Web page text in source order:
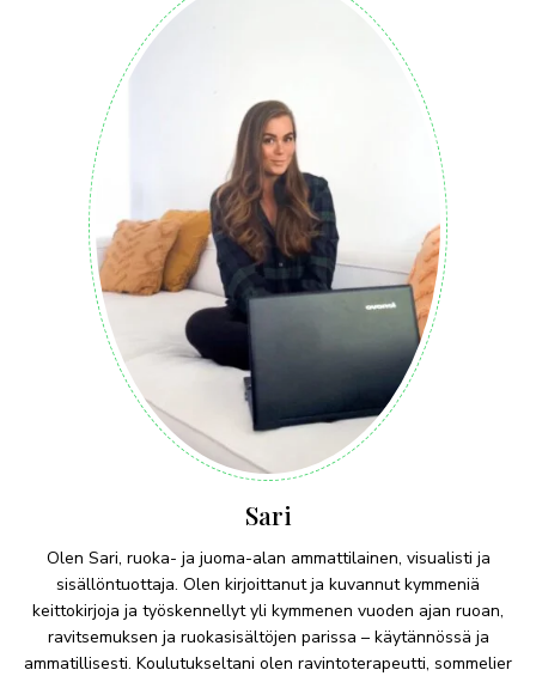
Sari
Olen Sari, ruoka- ja juoma-alan ammattilainen, visualisti ja
sisällöntuottaja. Olen kirjoittanut ja kuvannut kymmeniä
keittokirjoja ja työskennellyt yli kymmenen vuoden ajan ruoan,
ravitsemuksen ja ruokasisältöjen parissa – käytännössä ja
ammatillisesti. Koulutukseltani olen ravintoterapeutti, sommelier